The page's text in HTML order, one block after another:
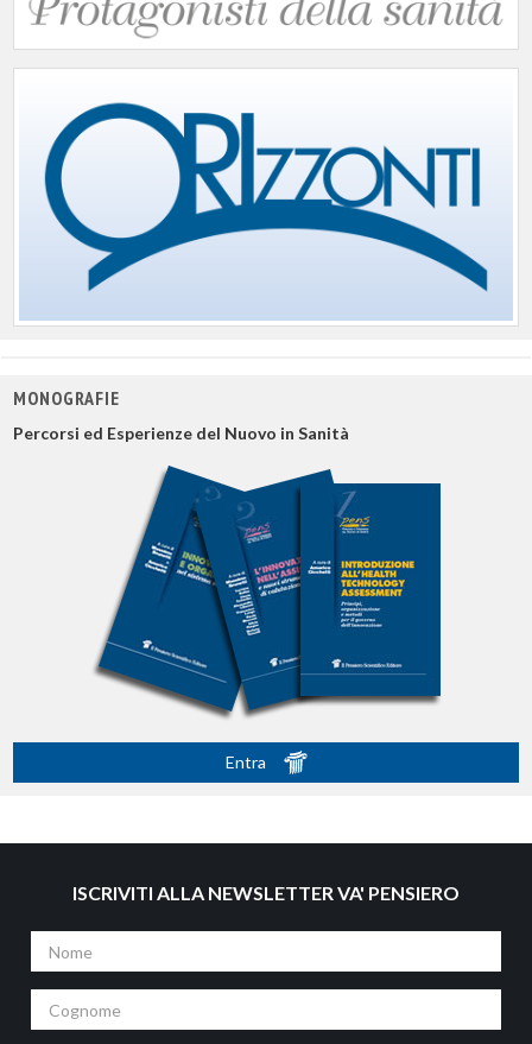
MONOGRAFIE
Percorsi ed Esperienze del Nuovo in Sanità
Entra
ISCRIVITI ALLA NEWSLETTER VA' PENSIERO